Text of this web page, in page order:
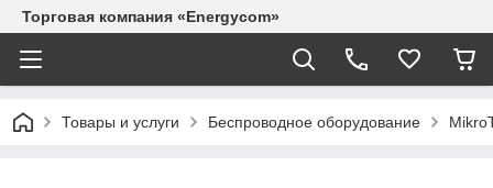
Торговая компания «Energycom»
Товары и услуги Беспроводное оборудование